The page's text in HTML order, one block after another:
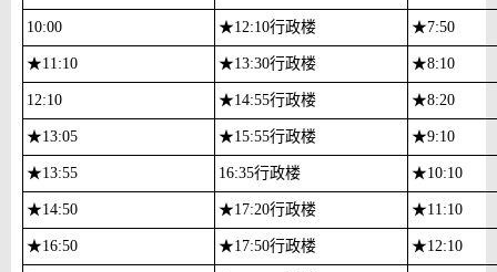
10:00 ★12:10行政楼 ★7:50
★11:10 ★13:30行政楼 ★8:10
12:10 ★14:55行政楼 ★8:20
★13:05 ★15:55行政楼 ★9:10
★13:55 16:35行政楼 ★10:10
★14:50 ★17:20行政楼 ★11:10
★16:50 ★17:50行政楼 ★12:10